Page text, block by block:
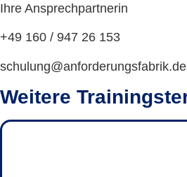
Ihre Ansprechpartnerin
+49 160 / 947 26 153
schulung@anforderungsfabrik.de
Weitere